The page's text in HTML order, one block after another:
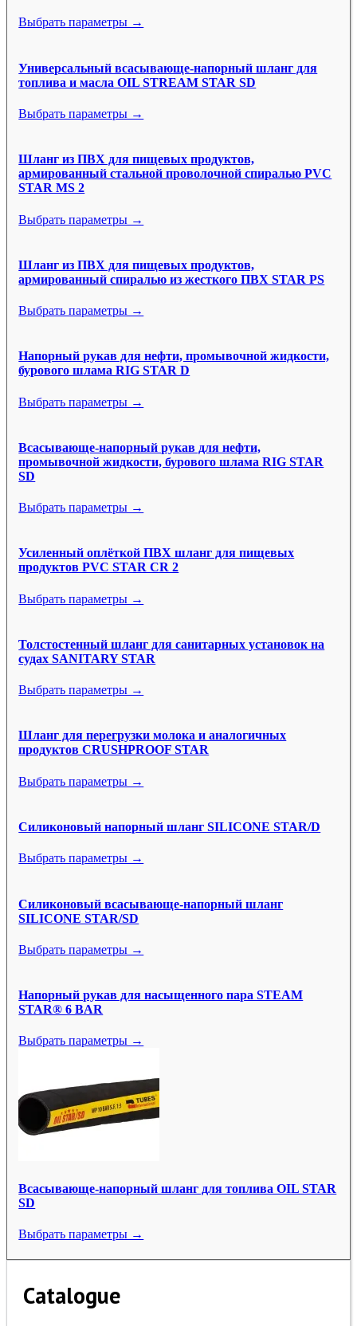
Выбрать параметры →
Универсальный всасывающе-напорный шланг для
топлива и масла OIL STREAM STAR SD
Выбрать параметры →
Шланг из ПВХ для пищевых продуктов,
армированный стальной проволочной спиралью PVC
STAR MS 2
Выбрать параметры →
Шланг из ПВХ для пищевых продуктов,
армированный спиралью из жесткого ПВХ STAR PS
Выбрать параметры →
Напорный рукав для нефти, промывочной жидкости,
бурового шлама RIG STAR D
Выбрать параметры →
Всасывающе-напорный рукав для нефти,
промывочной жидкости, бурового шлама RIG STAR
SD
Выбрать параметры →
Усиленный оплёткой ПВХ шланг для пищевых
продуктов PVC STAR CR 2
Выбрать параметры →
Толстостенный шланг для санитарных установок на
судах SANITARY STAR
Выбрать параметры →
Шланг для перегрузки молока и аналогичных
продуктов CRUSHPROOF STAR
Выбрать параметры →
Силиконовый напорный шланг SILICONE STAR/D
Выбрать параметры →
Силиконовый всасывающе-напорный шланг
SILICONE STAR/SD
Выбрать параметры →
Напорный рукав для насыщенного пара STEAM
STAR® 6 BAR
Выбрать параметры →
Всасывающе-напорный шланг для топлива OIL STAR
SD
Выбрать параметры →
Catalogue